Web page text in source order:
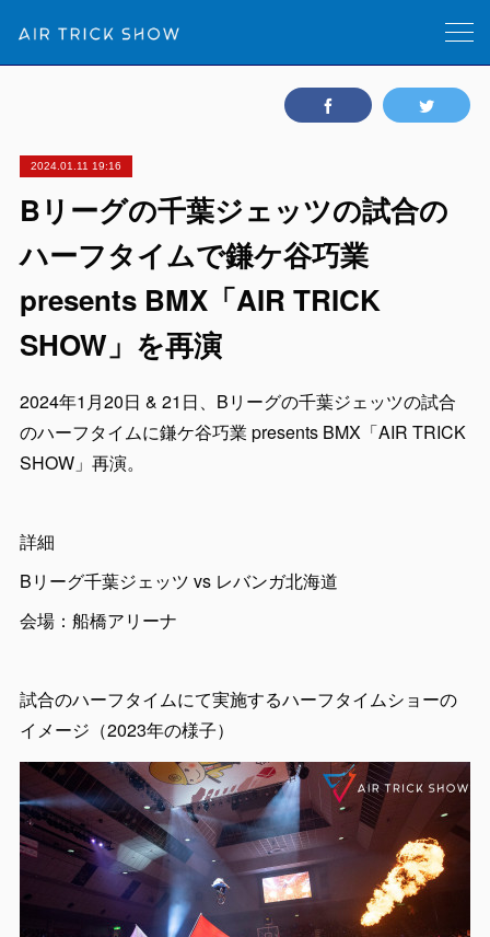
2024.01.11 19:16
Bリーグの千葉ジェッツの試合の
ハーフタイムで鎌ケ谷巧業
presents BMX「AIR TRICK
SHOW」を再演
2024年1月20日 & 21日、Bリーグの千葉ジェッツの試合
のハーフタイムに鎌ケ谷巧業 presents BMX「AIR TRICK
SHOW」再演。
詳細
Bリーグ千葉ジェッツ vs レバンガ北海道
会場：船橋アリーナ
試合のハーフタイムにて実施するハーフタイムショーの
イメージ（2023年の様子）